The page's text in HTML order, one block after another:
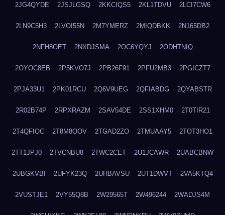
2JG4QYDE 2JSJLGSQ 2KKCIQS5 2KL1TDVU 2LCI7CW6
2LN9C5H3 2LVOI55N 2M7YMERZ 2MIQDBKK 2N165DB2
2NFH8OET 2NXDJSMA 2OC6YQYJ 2ODHTNIQ
2OYOC8EB 2P5KVO7J 2PB26F91 2PFU2MB3 2PGICZT7
2PJA33U1 2PK01RCU 2Q6V9UEG 2QFIABDG 2QYABSTR
2R02B74P 2RPXRAZM 2SAV54DE 2SS1XHM0 2T0TIR21
2T4QFIOC 2T8M8OOV 2TGAD2ZO 2TMUAAY5 2TOT3HO1
2TT1JPJ0 2TVCNBU8 2TWC2CET 2U1JCAWR 2UABCBNW
2UBGKVBI 2UFYK23Q 2UHBAVSU 2UT1DWVT 2VA5KTQ4
2VUSTJE1 2VY55Q8B 2W29565T 2W496244 2WADJS4M